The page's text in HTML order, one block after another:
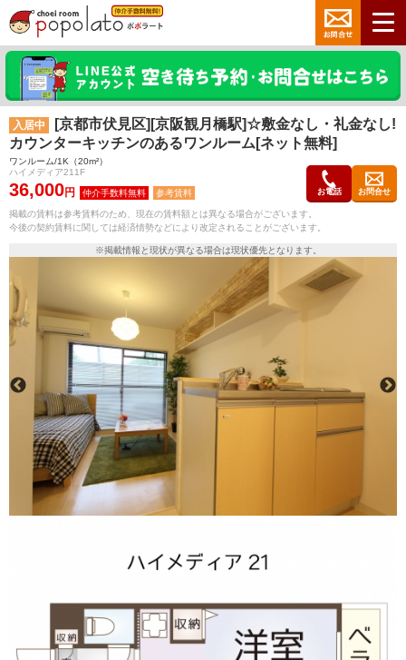
入居中
[京都市伏見区][京阪観月橋駅]☆敷金なし・礼金なし!
カウンターキッチンのあるワンルーム[ネット無料]
ワンルーム/1K（20m²）
ハイメディア211F
36,000円 参考賃料 お電話 お問合せ
掲載の賃料は参考賃料のため、現在の賃料額とは異なる場合がございます。
今後の契約賃料に関しては経済情勢などにより改定されることがございます。
※掲載情報と現状が異なる場合は現状優先となります。